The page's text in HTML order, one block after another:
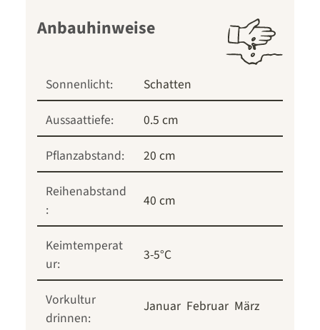
Anbauhinweise
Sonnenlicht:
Schatten
Aussaattiefe:
0.5 cm
Pflanzabstand:
20 cm
Reihenabstand
:
40 cm
Keimtemperat
ur:
3-5°C
Vorkultur
drinnen:
Januar Februar März